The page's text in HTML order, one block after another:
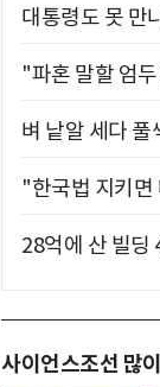
대통령도 못 만
"파혼 말할 엄
벼 낱알 세다
"한국법 지키
28억에 산 빌딩
사이언스조선 많